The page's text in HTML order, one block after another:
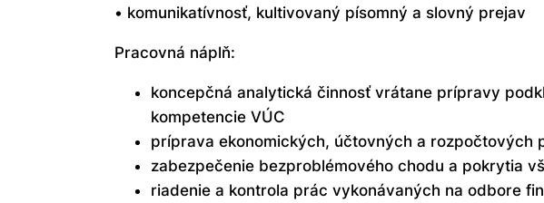
• komunikatívnosť, kultivovaný písomný a slovný prejav
Pracovná náplň:
koncepčná analytická činnosť vrátane prípravy
kompetencie VÚC
príprava ekonomických, účtovných a rozpočtových
zabezpečenie bezproblémového chodu a pokrytia
riadenie a kontrola prác vykonávaných na odbore